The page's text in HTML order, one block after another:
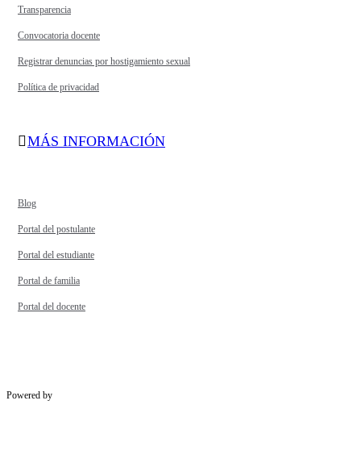
Transparencia
Convocatoria docente
Registrar denuncias por hostigamiento sexual
Política de privacidad
MÁS INFORMACIÓN
Blog
Portal del postulante
Portal del estudiante
Portal de familia
Portal del docente
Powered by